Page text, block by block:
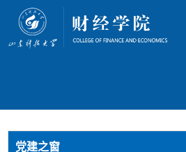
党建之窗